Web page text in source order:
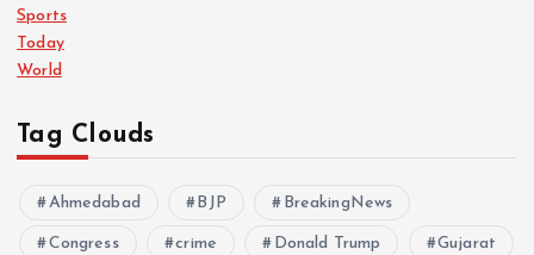
Sports
Today
World
Tag Clouds
Ahmedabad BJP BreakingNews
Congress crime Donald Trump Gujarat